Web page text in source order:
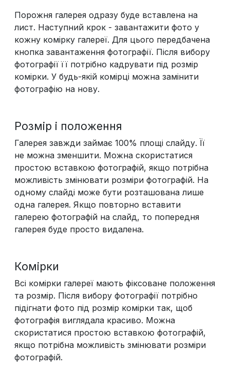
Порожня галерея одразу буде вставлена на
лист. Наступний крок - завантажити фото у
кожну комірку галереї. Для цього передбачена
кнопка завантаження фотографії. Після вибору
фотографії її потрібно кадрувати під розмір
комірки. У будь-якій комірці можна замінити
фотографію на нову.
Розмір і положення
Галерея завжди займає 100% площі слайду. Її
не можна зменшити. Можна скористатися
простою вставкою фотографій, якщо потрібна
можливість змінювати розміри фотографій. На
одному слайді може бути розташована лише
одна галерея. Якщо повторно вставити
галерею фотографій на слайд, то попередня
галерея буде просто видалена.
Комірки
Всі комірки галереї мають фіксоване положення
та розмір. Після вибору фотографії потрібно
підігнати фото під розмір комірки так, щоб
фотографія виглядала красиво. Можна
скористатися простою вставкою фотографій,
якщо потрібна можливість змінювати розміри
фотографій.